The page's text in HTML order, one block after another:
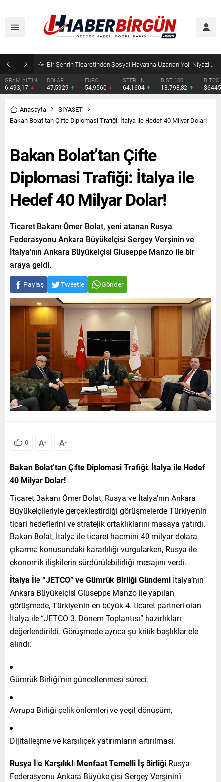
SRV Padel Court, 24 Ülkeye İhracat Yapan Türkiye’nin Padel Kortu Üretim Gücü
DOLAR
47,5929
EURO
54,9560
STERLİN
64,1604
BIST 100
13.798,82
BITCOIN
$64451
Anasayfa
SİYASET
Bakan Bolat’tan Çifte Diplomasi Trafiği: İtalya ile Hedef 40 Milyar Dolar!
Bakan Bolat’tan Çifte
Diplomasi Trafiği: İtalya ile
Hedef 40 Milyar Dolar!
Ticaret Bakanı Ömer Bolat, yeni atanan Rusya
Federasyonu Ankara Büyükelçisi Sergey Verşinin ve
İtalya’nın Ankara Büyükelçisi Giuseppe Manzo ile bir
araya geldi.
Paylaş Tweetle Gönder
0 A+ A-
Bakan Bolat’tan Çifte Diplomasi Trafiği: İtalya ile Hedef
40 Milyar Dolar!
Ticaret Bakanı Ömer Bolat, Rusya ve İtalya’nın Ankara
Büyükelçileriyle gerçekleştirdiği görüşmelerde Türkiye’nin
ticari hedeflerini ve stratejik ortaklıklarını masaya yatırdı.
Bakan Bolat, İtalya ile ticaret hacmini 40 milyar dolara
çıkarma konusundaki kararlılığı vurgularken, Rusya ile
ekonomik ilişkilerin sürdürülebilirliği mesajını verdi.
İtalya İle “JETCO” ve Gümrük Birliği Gündemi İtalya’nın
Ankara Büyükelçisi Giuseppe Manzo ile yapılan
görüşmede, Türkiye’nin en büyük 4. ticaret partneri olan
İtalya ile “JETCO 3. Dönem Toplantısı” hazırlıkları
değerlendirildi. Görüşmede ayrıca şu kritik başlıklar ele
alındı:
Gümrük Birliği’nin güncellenmesi süreci,
Avrupa Birliği çelik önlemleri ve yeşil dönüşüm,
Dijitalleşme ve karşılıçek yatırımların artırılması.
Rusya İle Karşılıklı Menfaat Temelli İş Birliği Rusya
Federasyonu Ankara Büyükelçisi Sergey Verşinin’i